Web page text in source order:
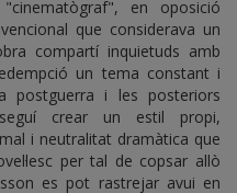
en oposició
que considerava un
compartí inquietuds amb
un tema constant i
postguerra i les posteriors
crear un estil propi,
i neutralitat dramàtica que
per tal de copsar allò
es pot rastrejar avui en